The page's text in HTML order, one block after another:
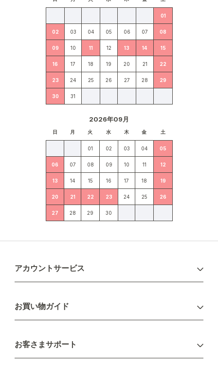
01
02 03 04 05 06 07 08
09 10 11 12 13 14 15
16 17 18 19 20 21 22
23 24 25 26 27 28 29
30 31
2026年09月
日 月 火 水 木 金 土
01 02 03 04 05
06 07 08 09 10 11 12
13 14 15 16 17 18 19
20 21 22 23 24 25 26
27 28 29 30
アカウントサービス
新規会員登録
お買い物ガイド
配送について
不良品・返品について
お客さまサポート